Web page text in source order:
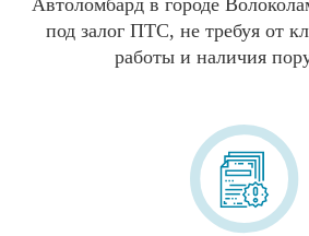
Автоломбард в городе
под залог ПТС, не требуя от
работы и наличия